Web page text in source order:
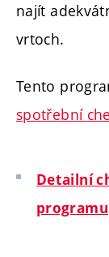
najít
vrtoch.
Tento
spotřební
Detailní
programu